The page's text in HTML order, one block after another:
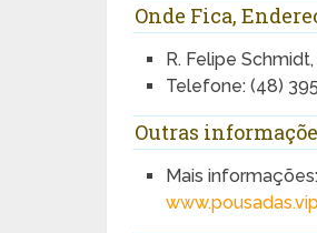
Onde Fica,
R. Felipe
Telefone: (48)
Outras
Mais